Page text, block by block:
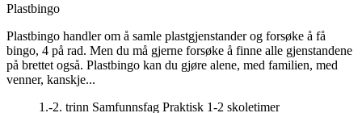
Plastbingo
Plastbingo handler om å samle plastgjenstander og forsøke å få
bingo, 4 på rad. Men du må gjerne forsøke å finne alle gjenstandene
på brettet også. Plastbingo kan du gjøre alene, med familien, med
venner, kanskje...
1.-2. trinn Samfunnsfag Praktisk 1-2 skoletimer